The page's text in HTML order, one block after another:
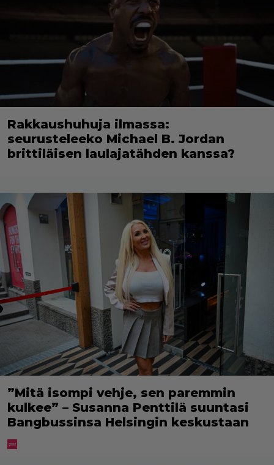
Rakkaushuhuja ilmassa:
seurusteleeko Michael B. Jordan
brittiläisen laulajatähden kanssa?
”Mitä isompi vehje, sen paremmin
kulkee” – Susanna Penttilä suuntasi
Bangbussinsa Helsingin keskustaan